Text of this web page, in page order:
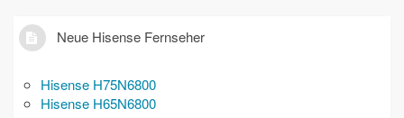
Neue Hisense Fernseher
Hisense H75N6800
Hisense H65N6800